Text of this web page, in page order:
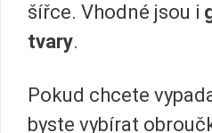
šířce. Vhodné jsou i
tvary.
Pokud chcete
byste vybírat